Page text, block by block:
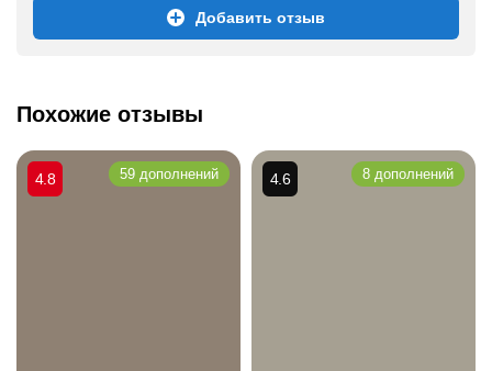
Добавить отзыв
Похожие отзывы
4.8 59 дополнений 4.6 8 дополнений